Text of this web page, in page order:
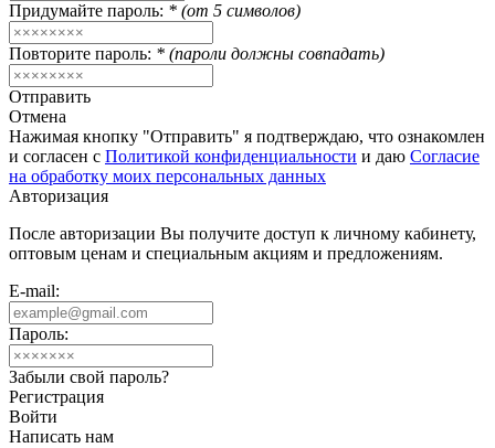
Придумайте пароль: * (от 5 символов)
Повторите пароль: * (пароли должны совпадать)
Отправить
Отмена
Нажимая кнопку "Отправить" я подтверждаю, что ознакомлен
и согласен с Политикой конфиденциальности и даю Согласие
на обработку моих персональных данных
Авторизация
После авторизации Вы получите доступ к личному кабинету,
оптовым ценам и специальным акциям и предложениям.
E-mail:
Пароль:
Забыли свой пароль?
Регистрация
Войти
Написать нам